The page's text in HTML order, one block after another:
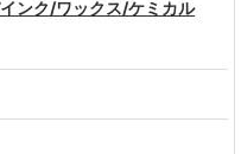
ンク/ワックス/ケミカル